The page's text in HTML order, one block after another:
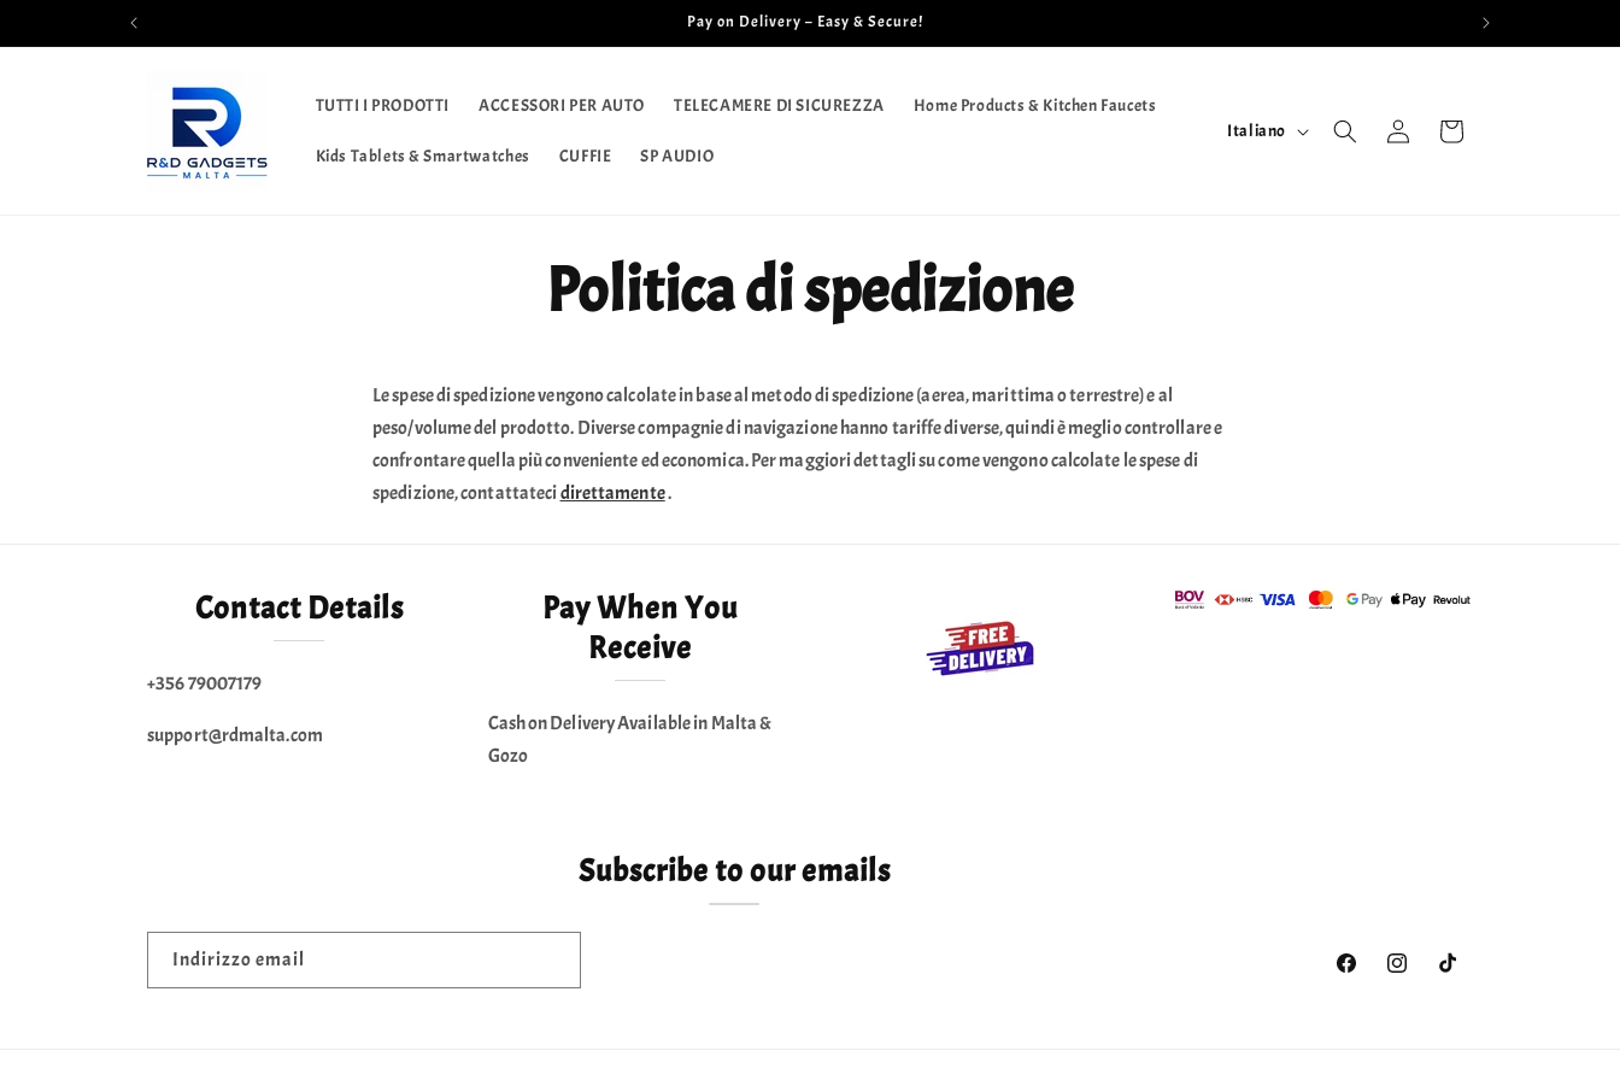
ai contenuti
Pay on Delivery – Easy & Secure!
TUTTI I PRODOTTI ACCESSORI PER AUTO TELECAMERE DI SICUREZZA Home Products & Kitchen Faucets
Kids Tablets & Smartwatches CUFFIE SP AUDIO
Italiano Accedi Carrello
Politica di spedizione
Le spese di spedizione vengono calcolate in base al metodo di spedizione (aerea, marittima o terrestre) e al
peso/volume del prodotto. Diverse compagnie di navigazione hanno tariffe diverse, quindi è meglio controllare e
confrontare quella più conveniente ed economica. Per maggiori dettagli su come vengono calcolate le spese di
spedizione, contattatecidirettamente.
Contact Details
+356 79007179
support@rdmalta.com
Pay When You
Receive
Cash on Delivery Available in Malta &
Gozo
Subscribe to our emails
Indirizzo email
FacebookInstagramTikTok